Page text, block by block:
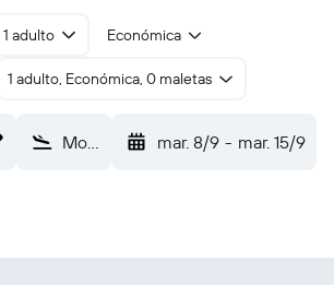
1 adulto Económica
1 adulto, Económica, 0 maletas
Monterrey Monterey Regional (MRY) mar. 8/9 - mar. 15/9